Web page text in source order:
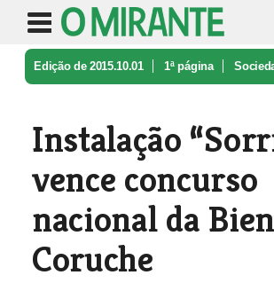
Edição de 2015.10.01 1ª página
Instalação
vence concurso
nacional da
Coruche